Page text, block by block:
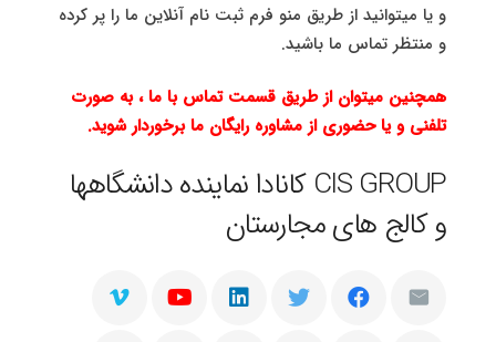
و یا میتوانید از طریق منو فرم ثبت نام آنلاین ما را پر کرده
و منتظر تماس ما باشید.
همچنین میتوان از طریق قسمت تماس با ما ، به صورت
تلفنی و یا حضوری از مشاوره رایگان ما برخوردار شوید.
CIS GROUP کانادا نماینده دانشگاهها
و کالج های مجارستان